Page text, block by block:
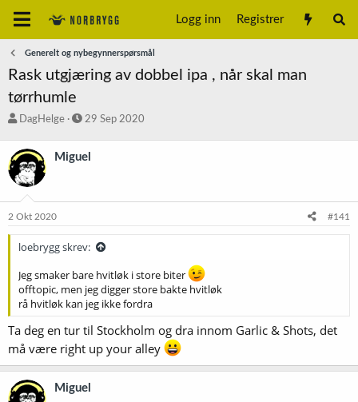
Logg inn Registrer
Generelt og nybegynnerspørsmål
Rask utgjæring av dobbel ipa , når skal man
tørrhumle
T
å
d
s
a
r
t
e
DagHelge
S
r
a
o
29 Sep 2020
Miguel
2 Okt 2020 #141
loebrygg skrev:
Jeg smaker bare hvitløk i store biter
offtopic, men jeg digger store bakte hvitløk
rå hvitløk kan jeg ikke fordra
Ta deg en tur til Stockholm og dra innom Garlic & Shots, det
må være right up your alley
Miguel